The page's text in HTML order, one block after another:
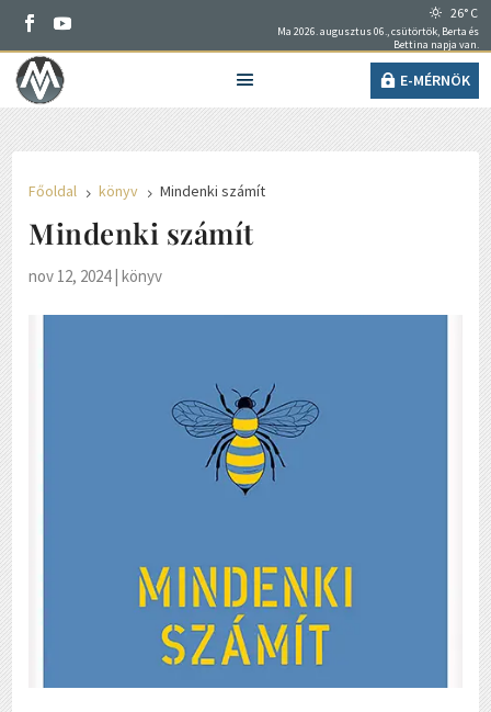
26° C
Ma 2026. augusztus 06., csütörtök, Berta és
Bettina napja van.
E-MÉRNÖK
Főoldal 5 könyv 5 Mindenki számít
Mindenki számít
nov 12, 2024|könyv